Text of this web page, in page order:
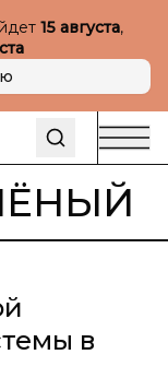
15 августа,
в